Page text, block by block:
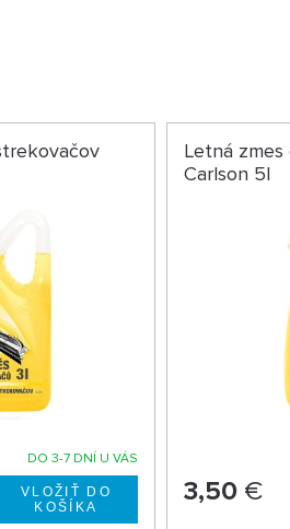
DO 3-7 DNÍ U VÁS
Letná
Carlson 5l
3,50 €